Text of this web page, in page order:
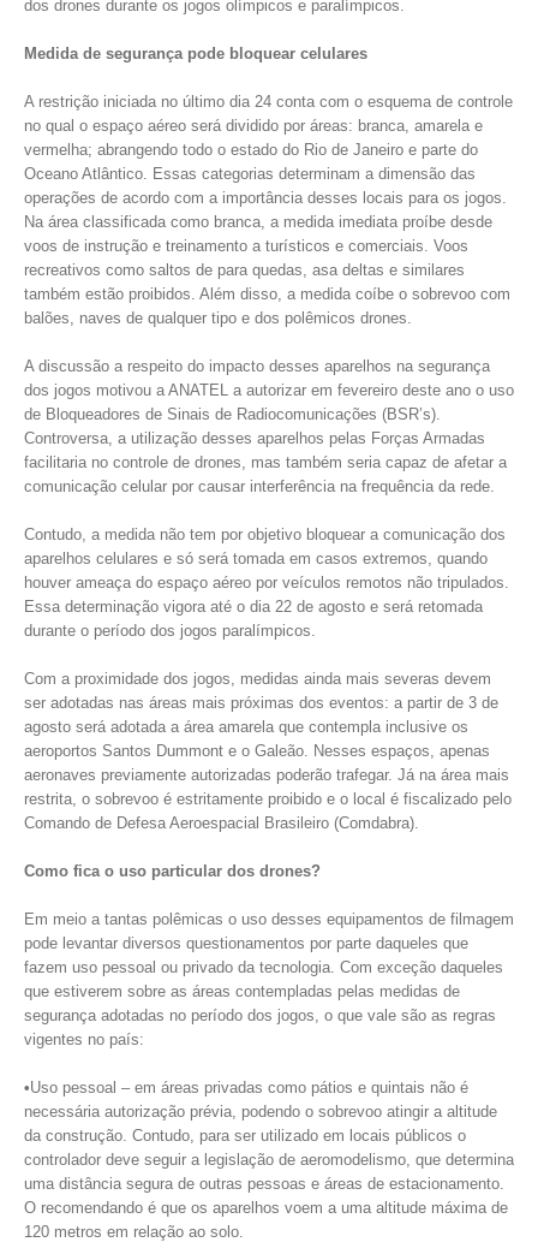
dos drones durante os jogos olímpicos e paralímpicos.
Medida de segurança pode bloquear celulares
A restrição iniciada no último dia 24 conta com o esquema de controle
no qual o espaço aéreo será dividido por áreas: branca, amarela e
vermelha; abrangendo todo o estado do Rio de Janeiro e parte do
Oceano Atlântico. Essas categorias determinam a dimensão das
operações de acordo com a importância desses locais para os jogos.
Na área classificada como branca, a medida imediata proíbe desde
voos de instrução e treinamento a turísticos e comerciais. Voos
recreativos como saltos de para quedas, asa deltas e similares
também estão proibidos. Além disso, a medida coíbe o sobrevoo com
balões, naves de qualquer tipo e dos polêmicos drones.
A discussão a respeito do impacto desses aparelhos na segurança
dos jogos motivou a ANATEL a autorizar em fevereiro deste ano o uso
de Bloqueadores de Sinais de Radiocomunicações (BSR’s).
Controversa, a utilização desses aparelhos pelas Forças Armadas
facilitaria no controle de drones, mas também seria capaz de afetar a
comunicação celular por causar interferência na frequência da rede.
Contudo, a medida não tem por objetivo bloquear a comunicação dos
aparelhos celulares e só será tomada em casos extremos, quando
houver ameaça do espaço aéreo por veículos remotos não tripulados.
Essa determinação vigora até o dia 22 de agosto e será retomada
durante o período dos jogos paralímpicos.
Com a proximidade dos jogos, medidas ainda mais severas devem
ser adotadas nas áreas mais próximas dos eventos: a partir de 3 de
agosto será adotada a área amarela que contempla inclusive os
aeroportos Santos Dummont e o Galeão. Nesses espaços, apenas
aeronaves previamente autorizadas poderão trafegar. Já na área mais
restrita, o sobrevoo é estritamente proibido e o local é fiscalizado pelo
Comando de Defesa Aeroespacial Brasileiro (Comdabra).
Como fica o uso particular dos drones?
Em meio a tantas polêmicas o uso desses equipamentos de filmagem
pode levantar diversos questionamentos por parte daqueles que
fazem uso pessoal ou privado da tecnologia. Com exceção daqueles
que estiverem sobre as áreas contempladas pelas medidas de
segurança adotadas no período dos jogos, o que vale são as regras
vigentes no país:
•Uso pessoal – em áreas privadas como pátios e quintais não é
necessária autorização prévia, podendo o sobrevoo atingir a altitude
da construção. Contudo, para ser utilizado em locais públicos o
controlador deve seguir a legislação de aeromodelismo, que determina
uma distância segura de outras pessoas e áreas de estacionamento.
O recomendando é que os aparelhos voem a uma altitude máxima de
120 metros em relação ao solo.